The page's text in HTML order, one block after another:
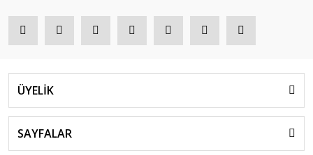
ÜYELİK
SAYFALAR